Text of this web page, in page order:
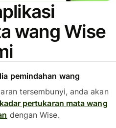
wang Wise
pemindahan wang
tersembunyi, anda akan
kadar pertukaran mata wang
dengan Wise.